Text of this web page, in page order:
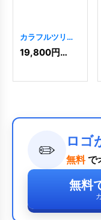
カラフルツリー
キッズロゴ
[4368 ]
19,800円(税込)
✏️ ロゴ
無料 で
無料